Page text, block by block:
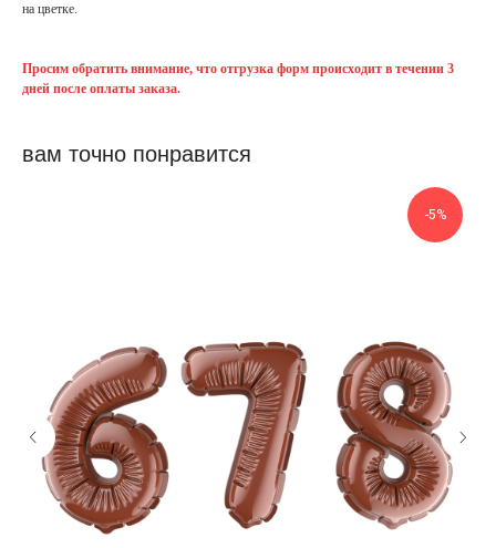
на цветке.
Просим обратить внимание, что отгрузка форм происходит в течении 3
дней после оплаты заказа.
вам точно понравится
-5%